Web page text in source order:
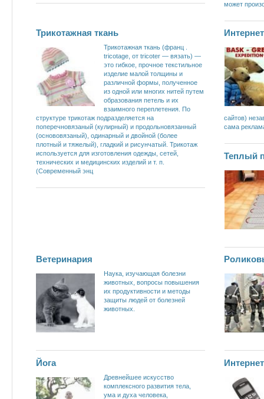
может
Трикотажная ткань
Трикотажная ткань (франц .
tricotage, от tricoter — вязать) —
это гибкое, прочное текстильное
изделие малой толщины и
различной формы, полученное
из одной или многих нитей путем
образования петель и их
взаимного переплетения. По
структуре трикотаж подразделяется на
поперечновязаный (кулирный) и продольновязанный
(основовязаный), одинарный и двойной (более
плотный и тяжелый), гладкий и рисунчатый. Трикотаж
используется для изготовления одежды, сетей,
технических и медицинских изделий и т. п.
(Современный энц
сайтов)
сама
Теплый
Ветеринария
Наука, изучающая болезни
животных, вопросы повышения
их продуктивности и методы
защиты людей от болезней
животных.
Йога
Древнейшее искусство
комплексного развития тела,
ума и духа человека,